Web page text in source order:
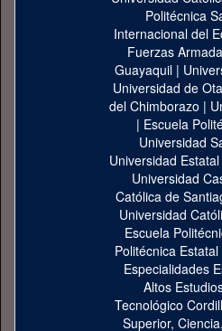
Politécnica
Internacional del
Fuerzas
Guayaquil|
Universidad de
del Chimborazo |
| Escuela
Universidad
Universidad
Universidad
Católica de
Universidad
Escuela
Politécnica
Especialidades
Altos
Tecnológico
Superior,